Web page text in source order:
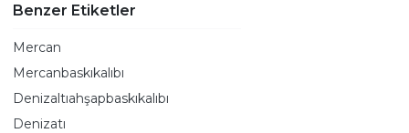
Benzer Etiketler
Mercan
Mercanbaskıkalıbı
Denizaltıahşapbaskıkalıbı
Denizatı